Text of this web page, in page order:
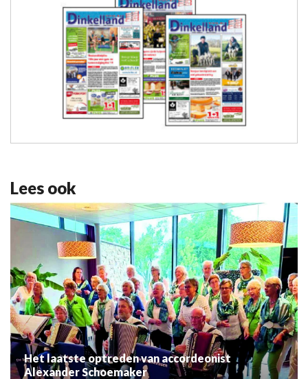
Lees ook
Het laatste optreden van accordeonist
Alexander Schoemaker